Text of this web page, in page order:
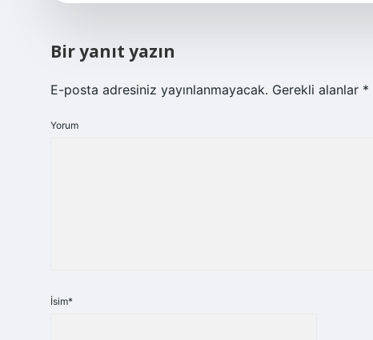
Bir yanıt yazın
E-posta adresiniz yayınlanmayacak. Gerekli alanlar *
Yorum
İsim*